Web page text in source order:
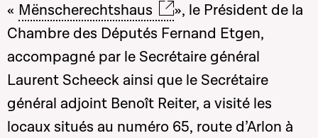
« Mënscherechtshaus
», le Président de la
Chambre des Députés Fernand Etgen,
accompagné par le Secrétaire général
Laurent Scheeck ainsi que le Secrétaire
général adjoint Benoît Reiter, a visité les
locaux situés au numéro 65, route d’Arlon à